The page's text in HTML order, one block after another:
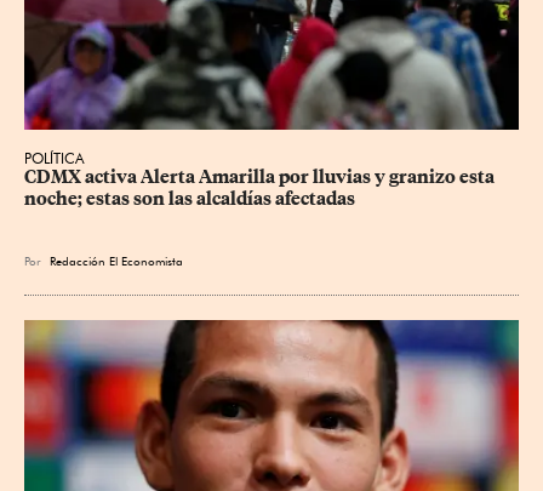
POLÍTICA
CDMX activa Alerta Amarilla por lluvias y granizo esta
noche; estas son las alcaldías afectadas
Por Redacción El Economista